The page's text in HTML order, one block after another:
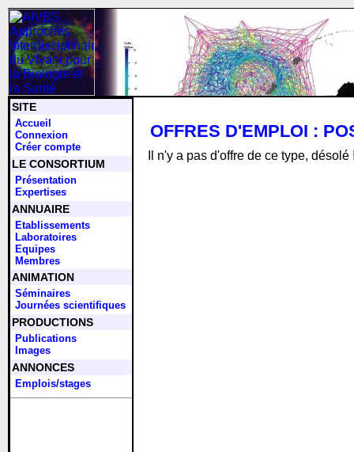
SITE
Accueil
Connexion
Créer compte
LE CONSORTIUM
Présentation
Expertises
ANNUAIRE
Etablissements
Laboratoires
Equipes
Membres
ANIMATION
Séminaires
Journées scientifiques
PRODUCTIONS
Publications
Images
ANNONCES
Emplois/stages
OFFRES D'EMPLOI :
Il n'y a pas d'offre de ce type, désolé